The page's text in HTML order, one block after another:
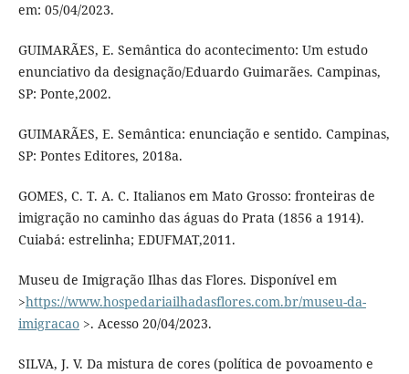
em: 05/04/2023.
GUIMARÃES, E. Semântica do acontecimento: Um estudo
enunciativo da designação/Eduardo Guimarães. Campinas,
SP: Ponte,2002.
GUIMARÃES, E. Semântica: enunciação e sentido. Campinas,
SP: Pontes Editores, 2018a.
GOMES, C. T. A. C. Italianos em Mato Grosso: fronteiras de
imigração no caminho das águas do Prata (1856 a 1914).
Cuiabá: estrelinha; EDUFMAT,2011.
Museu de Imigração Ilhas das Flores. Disponível em
>https://www.hospedariailhadasflores.com.br/museu-da-
imigracao>. Acesso 20/04/2023.
SILVA, J. V. Da mistura de cores (política de povoamento e